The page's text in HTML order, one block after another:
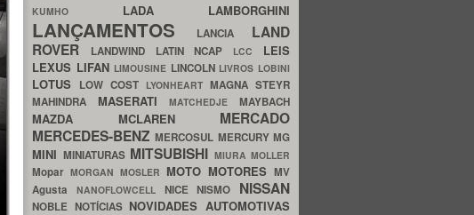
KUMHO LADA LAMBORGHINI
LANÇAMENTOS LANCIA LAND
ROVER
LANDWIND LATIN NCAP LCC LEIS
LEXUS LIFAN LIMOUSINE LINCOLN LIVROS LOBINI
LOTUS LOW COST LYONHEART MAGNA STEYR
MAHINDRA MASERATIMATCHEDJEMAYBACH
MAZDA MCLAREN MERCADO
MERCEDES-BENZMERCOSUL MERCURYMG
MINI MINIATURAS MITSUBISHI MIURA MOLLER
Mopar MORGAN MOSLER MOTO MOTORES MV
Agusta NANOFLOWCELL NICENISMO NISSAN
NOBLE NOTÍCIAS NOVIDADES AUTOMOTIVAS